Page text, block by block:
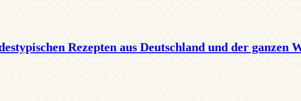
Rezepten aus Deutschland und der ganzen